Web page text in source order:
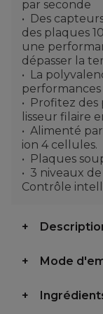
par seconde
Des
des plaques
une
dépasser la
La
performances
Profitez des
lisseur filaire
Alimenté
ion 4 cellules.
Plaques
3 niveaux de
Contrôle
Mode